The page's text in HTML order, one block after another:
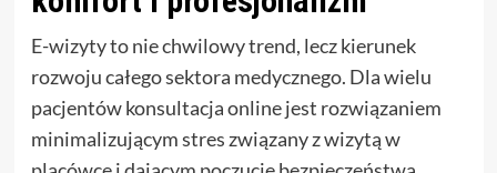
E-wizyty to nie chwilowy trend, lecz kierunek
rozwoju całego sektora medycznego. Dla wielu
pacjentów konsultacja online jest rozwiązaniem
minimalizującym stres związany z wizytą w